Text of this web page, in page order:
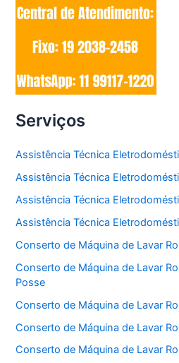
Serviços
Assistência Técnica
Assistência Técnica
Assistência Técnica
Assistência Técnica
Conserto de Máquina de Lavar
Conserto de Máquina de Lavar
Posse
Conserto de Máquina de Lavar
Conserto de Máquina de Lavar
Conserto de Máquina de Lavar